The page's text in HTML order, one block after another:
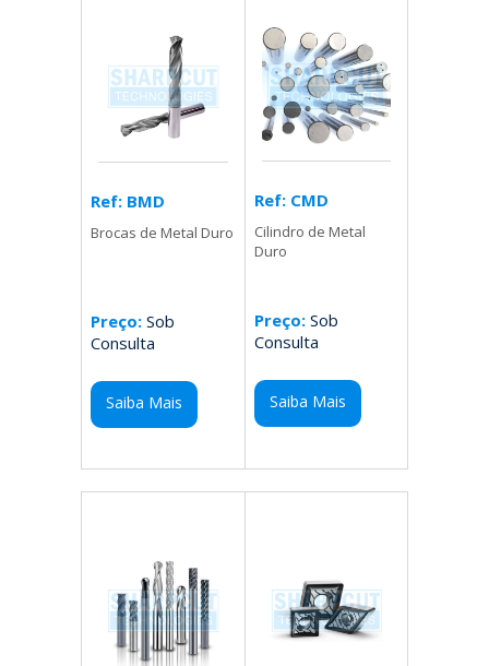
Ref: BMD
Brocas de Metal Duro
Preço: Sob
Consulta
Saiba Mais
Ref: CMD
Cilindro de Metal
Duro
Preço:Sob
Consulta
Saiba Mais